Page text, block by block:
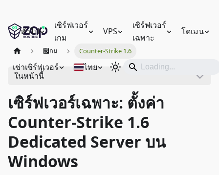
ทั่วไป
เซิร์ฟเวอร์
เกม
VPS
เซิร์ฟเวอร์
เฉพาะ
โดเมน
เช่าเซิร์ฟเวอร์ ไทย
๬กม Counter-Strike 1.6
ในหน้านี้
เซิร์ฟเวอร์เฉพาะ: ตั้งค่า
Counter-Strike 1.6
Dedicated Server บน
Windows